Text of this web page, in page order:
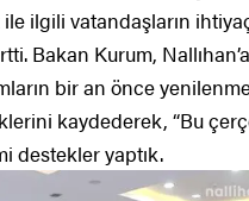
ilgili vatandaşların
Bakan Kurum,
bir an önce
kaydederek, “Bu
destekler yaptık.